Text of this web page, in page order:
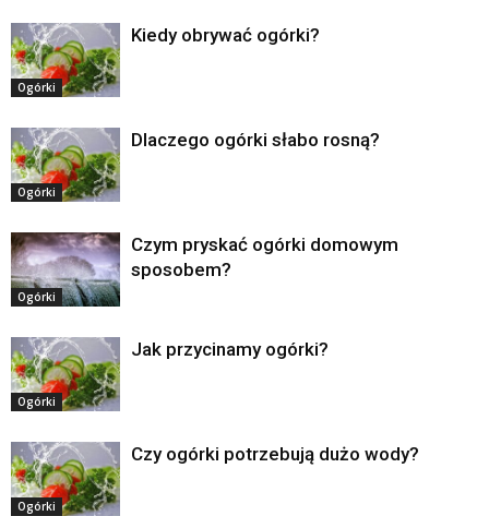
Ogórki
Kiedy obrywać ogórki?
Ogórki
Dlaczego ogórki słabo rosną?
Ogórki
Czym pryskać ogórki domowym
sposobem?
Ogórki
Jak przycinamy ogórki?
Ogórki
Czy ogórki potrzebują dużo wody?